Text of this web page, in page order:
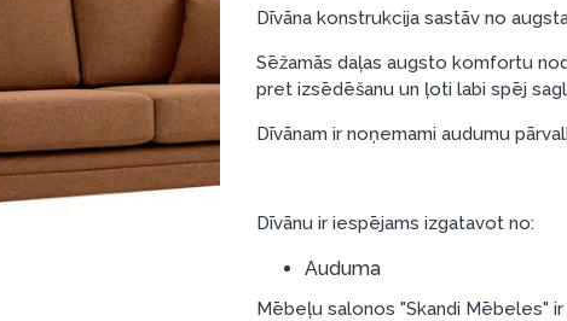
Dīvāna konstrukcija sastāv no
Sēžamās daļas augsto komfortu
pret izsēdēšanu un ļoti labi spēj
Dīvānam ir noņemami audumu
Dīvānu ir iespējams izgatavot no:
Auduma
Mēbeļu salonos "Skandi Mēbeles"